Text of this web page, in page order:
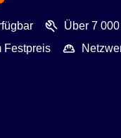
Über 7
Festpreis